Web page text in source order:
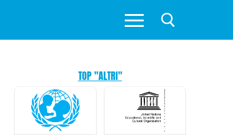
TOP "ALTRI"